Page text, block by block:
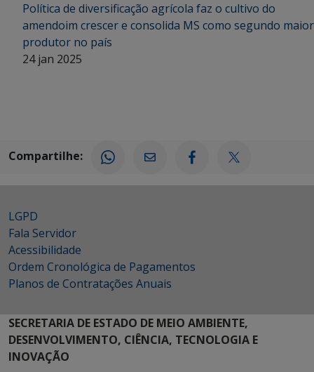
Política de diversificação agrícola faz o cultivo do
amendoim crescer e consolida MS como segundo maior
produtor no país
24 jan 2025
Compartilhe:
LGPD
Fala Servidor
Acessibilidade
Ordem Cronológica de Pagamentos
Planos de Contratações Anuais
SECRETARIA DE ESTADO DE MEIO AMBIENTE,
DESENVOLVIMENTO, CIÊNCIA, TECNOLOGIA E
INOVAÇÃO